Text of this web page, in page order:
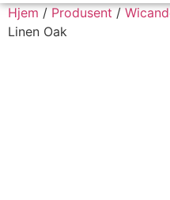
Hjem/Produsent/
Linen Oak